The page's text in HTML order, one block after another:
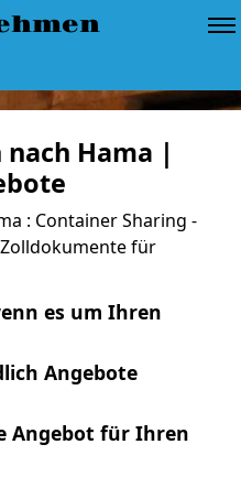
Hama |
: Container Sharing -
für
es um Ihren
Angebote
Angebot für Ihren